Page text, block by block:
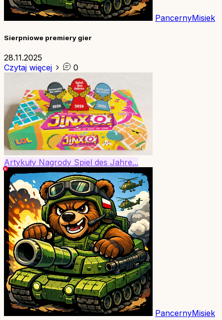
PancernyMisiek
Sierpniowe premiery gier
28.11.2025
Czytaj więcej
0
Artykuły Nagrody Spiel des Jahre...
PancernyMisiek